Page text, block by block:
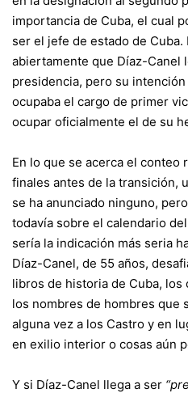
importancia de Cuba, el cual
ser el jefe de estado de
abiertamente que Díaz-Canel
presidencia, pero su
ocupaba el cargo de primer
ocupar oficialmente el de su
En lo que se acerca el conteo
finales antes de la transición,
se ha anunciado ninguno,
todavía sobre el calendario
sería la indicación más seria
Díaz-Canel, de 55 años,
libros de historia de Cuba,
los nombres de hombres que
alguna vez a los Castro y en
en exilio interior o cosas aún
Y si Díaz-Canel llega a ser